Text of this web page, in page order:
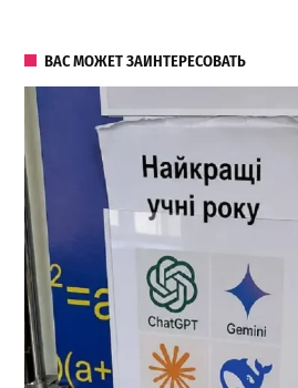
ВАС МОЖЕТ ЗАИНТЕРЕСОВАТЬ